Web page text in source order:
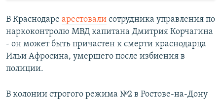
В Краснодаре арестовали сотрудника управления по
наркоконтролю МВД капитана Дмитрия Корчагина
- он может быть причастен к смерти краснодарца
Ильи Афросина, умершего после избиения в
полиции.
В колонии строгого режима №2 в Ростове-на-Дону